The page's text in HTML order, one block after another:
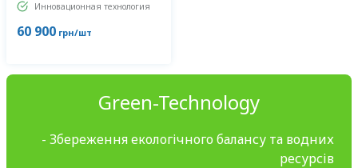
Инновационная технология
60 900грн/шт
Green-Technology
- Збереження екологічного балансу та водних
ресурсів